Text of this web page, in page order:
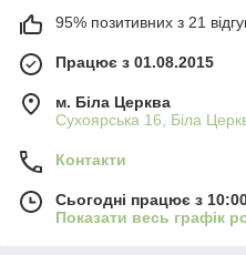
95% позитивних з 21
Працює з 01.08.2015
м. Біла Церква
Сухоярська 16, Біла
Контакти
Сьогодні працює з
Показати весь графік